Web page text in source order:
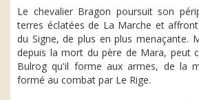
Le chevalier Bragon poursuit son
terres éclatées de La Marche et
du Signe, de plus en plus menaçante.
depuis la mort du père de Mara, peut
Bulrog qu'il forme aux armes, de la
formé au combat par Le Rige.